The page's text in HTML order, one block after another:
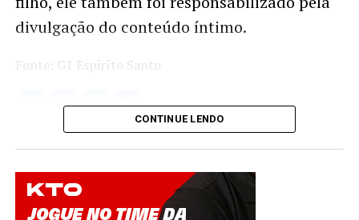
divulgação do conteúdo íntimo.
Fonte: G1 Espiríto Santo
Twitter
Facebook
WhatsApp
Share
CONTINUE LENDO